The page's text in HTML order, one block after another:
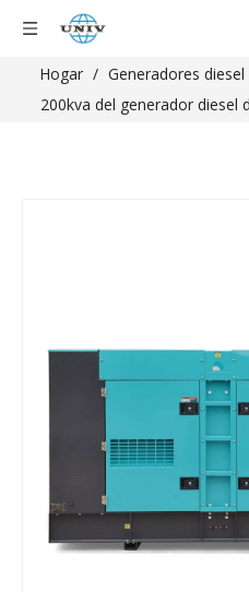
Hogar / Generadores diesel
200kva del generador diesel